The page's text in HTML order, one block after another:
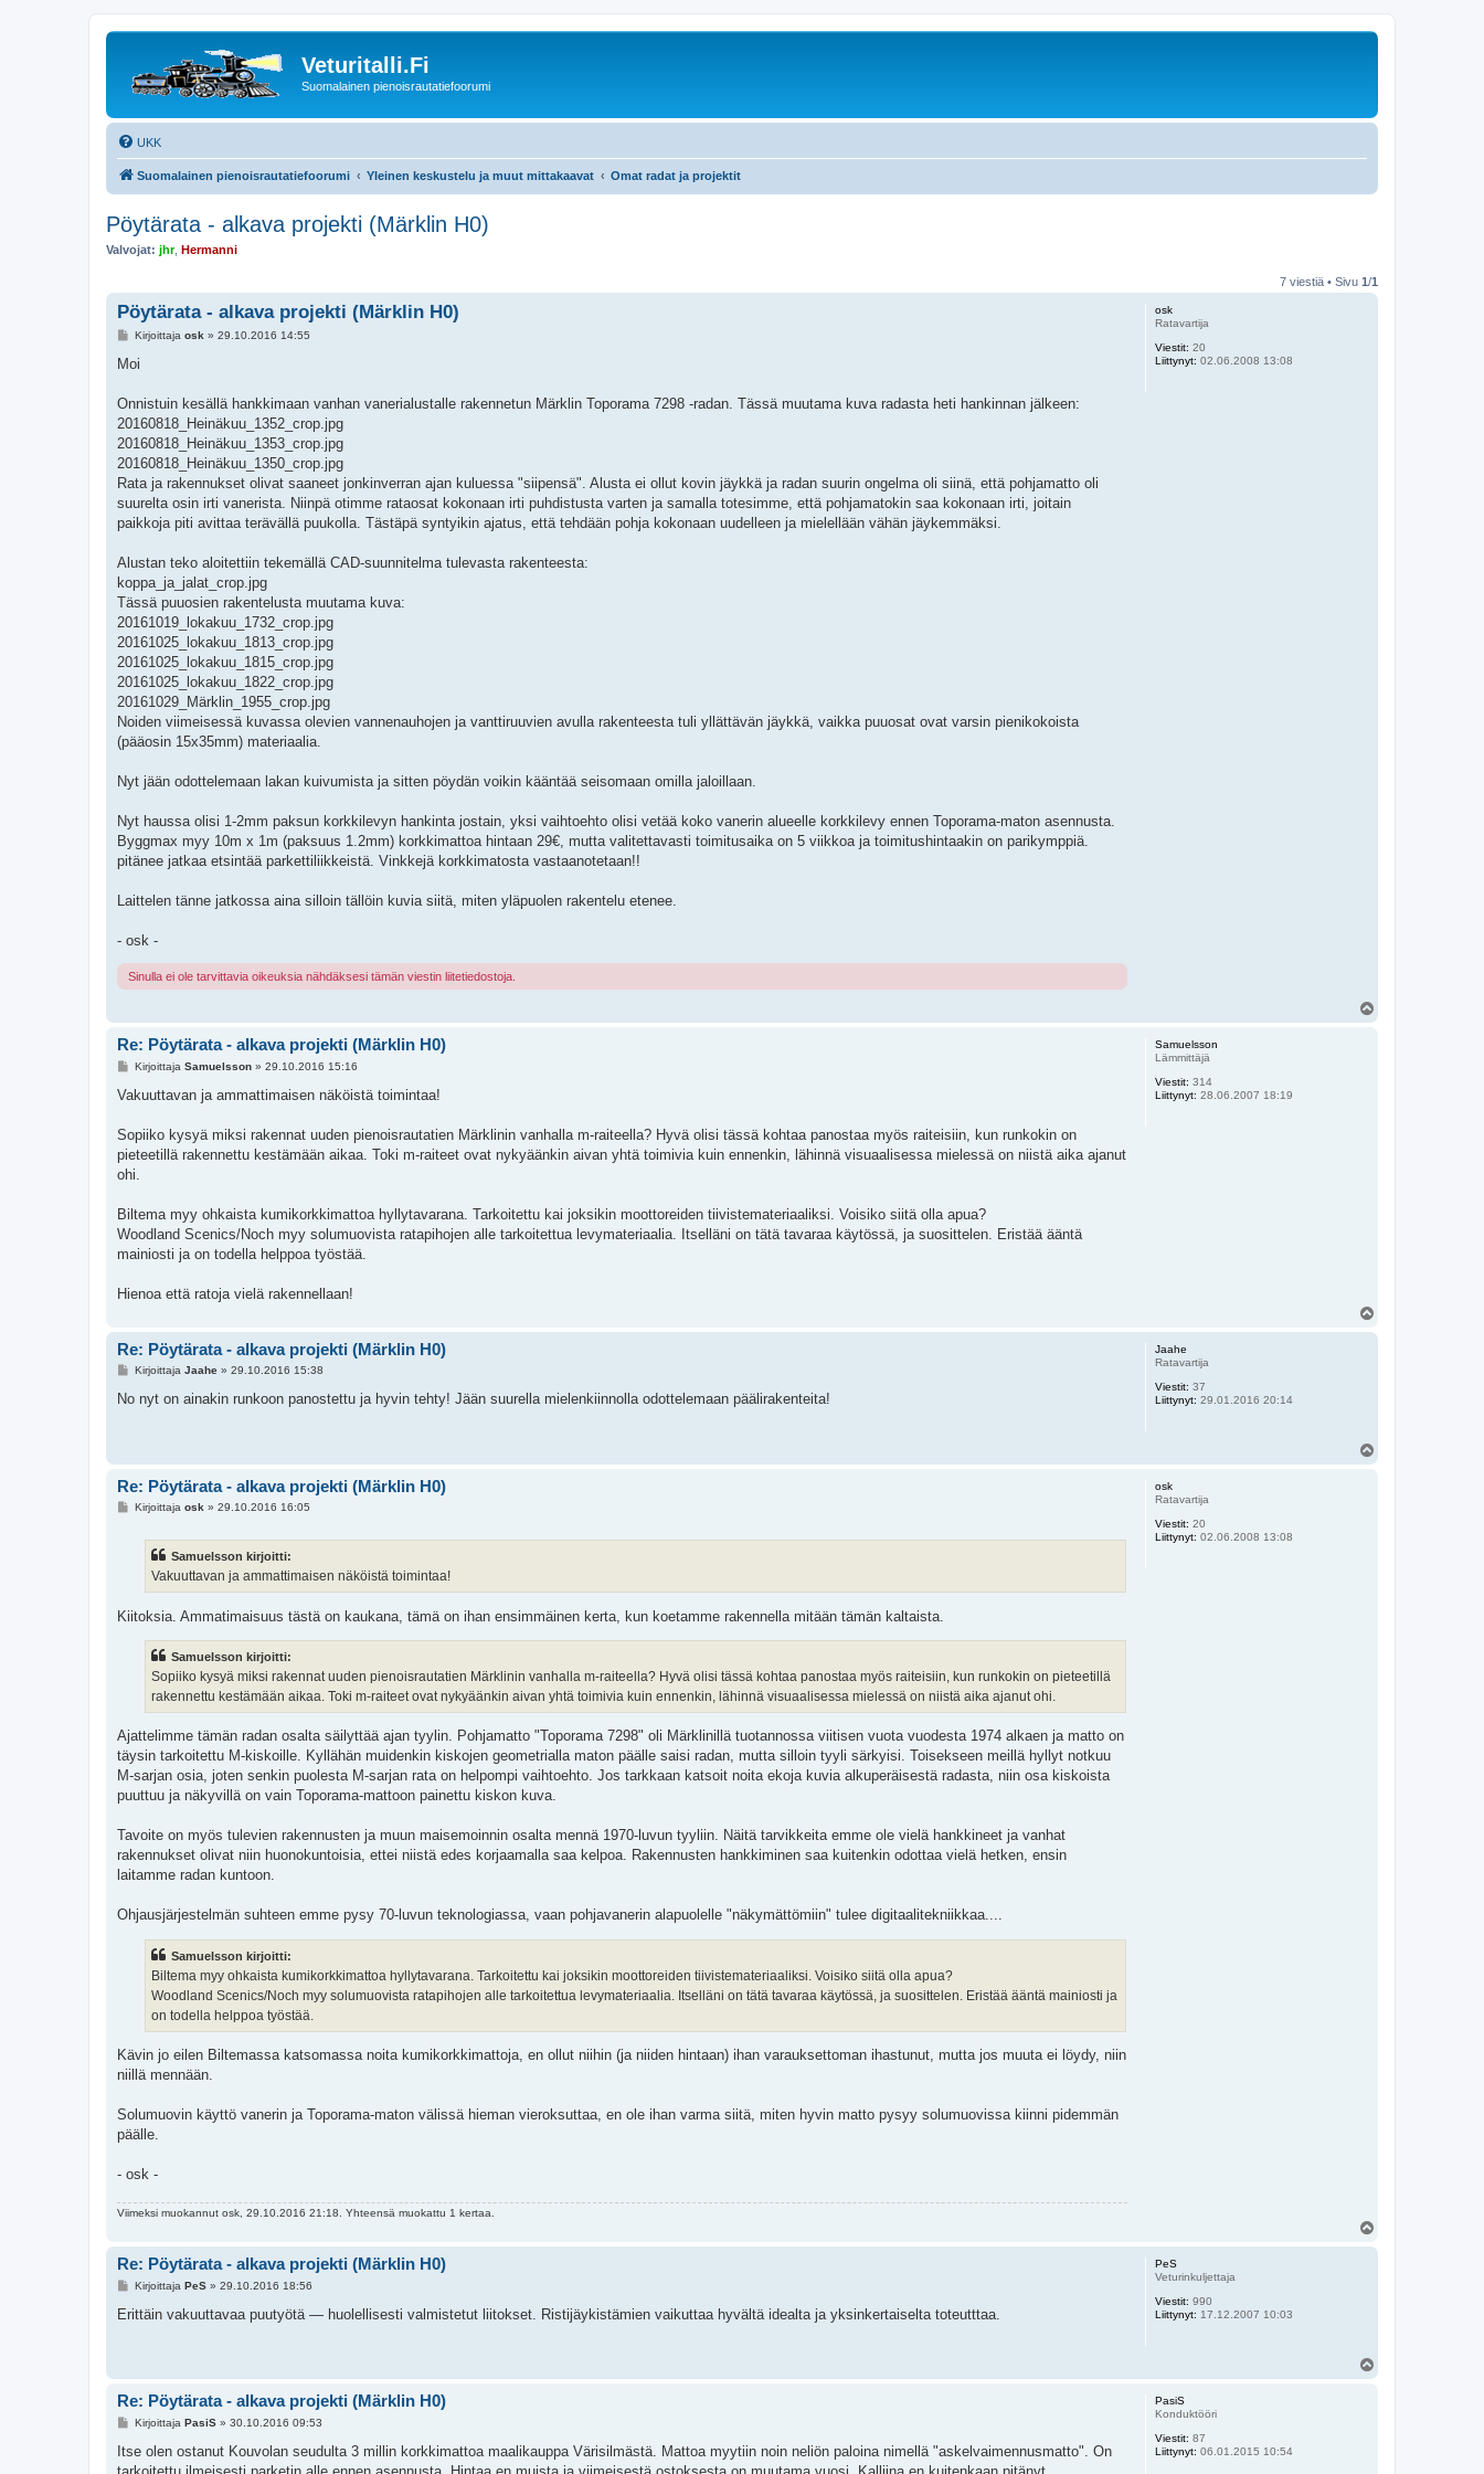
Veturitalli.Fi
Suomalainen pienoisrautatiefoorumi
UKK
Suomalainen pienoisrautatiefoorumi Yleinen keskustelu ja muut mittakaavat Omat radat ja projektit
Pöytärata - alkava projekti (Märklin H0)
Valvojat: jhr, Hermanni
7 viestiä • Sivu 1/1
osk
Ratavartija
Viestit: 20
Liittynyt: 02.06.2008 13:08
Pöytärata - alkava projekti (Märklin H0)
V
e
i
Kirjoittaja osk » 29.10.2016 14:55
Moi
Onnistuin kesällä hankkimaan vanhan vanerialustalle rakennetun Märklin Toporama 7298 -radan. Tässä muutama kuva radasta heti hankinnan jälkeen:
20160818_Heinäkuu_1352_crop.jpg
20160818_Heinäkuu_1353_crop.jpg
20160818_Heinäkuu_1350_crop.jpg
Rata ja rakennukset olivat saaneet jonkinverran ajan kuluessa "siipensä". Alusta ei ollut kovin jäykkä ja radan suurin ongelma oli siinä, että pohjamatto oli
suurelta osin irti vanerista. Niinpä otimme rataosat kokonaan irti puhdistusta varten ja samalla totesimme, että pohjamatokin saa kokonaan irti, joitain
paikkoja piti avittaa terävällä puukolla. Tästäpä syntyikin ajatus, että tehdään pohja kokonaan uudelleen ja mielellään vähän jäykemmäksi.
Alustan teko aloitettiin tekemällä CAD-suunnitelma tulevasta rakenteesta:
koppa_ja_jalat_crop.jpg
Tässä puuosien rakentelusta muutama kuva:
20161019_lokakuu_1732_crop.jpg
20161025_lokakuu_1813_crop.jpg
20161025_lokakuu_1815_crop.jpg
20161025_lokakuu_1822_crop.jpg
20161029_Märklin_1955_crop.jpg
Noiden viimeisessä kuvassa olevien vannenauhojen ja vanttiruuvien avulla rakenteesta tuli yllättävän jäykkä, vaikka puuosat ovat varsin pienikokoista
(pääosin 15x35mm) materiaalia.
Nyt jään odottelemaan lakan kuivumista ja sitten pöydän voikin kääntää seisomaan omilla jaloillaan.
Nyt haussa olisi 1-2mm paksun korkkilevyn hankinta jostain, yksi vaihtoehto olisi vetää koko vanerin alueelle korkkilevy ennen Toporama-maton asennusta.
Byggmax myy 10m x 1m (paksuus 1.2mm) korkkimattoa hintaan 29€, mutta valitettavasti toimitusaika on 5 viikkoa ja toimitushintaakin on parikymppiä.
pitänee jatkaa etsintää parkettiliikkeistä. Vinkkejä korkkimatosta vastaanotetaan!!
Laittelen tänne jatkossa aina silloin tällöin kuvia siitä, miten yläpuolen rakentelu etenee.
- osk -
Sinulla ei ole tarvittavia oikeuksia nähdäksesi tämän viestin liitetiedostoja.
Samuelsson
Lämmittäjä
Viestit: 314
Liittynyt: 28.06.2007 18:19
Re: Pöytärata - alkava projekti (Märklin H0)
V
e
i
Kirjoittaja Samuelsson» 29.10.2016 15:16
Vakuuttavan ja ammattimaisen näköistä toimintaa!
Sopiiko kysyä miksi rakennat uuden pienoisrautatien Märklinin vanhalla m-raiteella? Hyvä olisi tässä kohtaa panostaa myös raiteisiin, kun runkokin on
pieteetillä rakennettu kestämään aikaa. Toki m-raiteet ovat nykyäänkin aivan yhtä toimivia kuin ennenkin, lähinnä visuaalisessa mielessä on niistä aika ajanut
ohi.
Biltema myy ohkaista kumikorkkimattoa hyllytavarana. Tarkoitettu kai joksikin moottoreiden tiivistemateriaaliksi. Voisiko siitä olla apua?
Woodland Scenics/Noch myy solumuovista ratapihojen alle tarkoitettua levymateriaalia. Itselläni on tätä tavaraa käytössä, ja suosittelen. Eristää ääntä
mainiosti ja on todella helppoa työstää.
Hienoa että ratoja vielä rakennellaan!
Jaahe
Ratavartija
Viestit: 37
Liittynyt: 29.01.2016 20:14
Re: Pöytärata - alkava projekti (Märklin H0)
V
e
Kirjoittaja Jaahe» 29.10.2016 15:38
No nyt on ainakin runkoon panostettu ja hyvin tehty! Jään suurella mielenkiinnolla odottelemaan päälirakenteita!
osk
Ratavartija
Viestit: 20
Liittynyt: 02.06.2008 13:08
Re: Pöytärata - alkava projekti (Märklin H0)
VKirjoittaja osk » 29.10.2016 16:05
Samuelsson kirjoitti:
Vakuuttavan ja ammattimaisen näköistä toimintaa!
Kiitoksia. Ammatimaisuus tästä on kaukana, tämä on ihan ensimmäinen kerta, kun koetamme rakennella mitään tämän kaltaista.
Samuelsson kirjoitti:
Sopiiko kysyä miksi rakennat uuden pienoisrautatien Märklinin vanhalla m-raiteella? Hyvä olisi tässä kohtaa panostaa myös raiteisiin, kun runkokin on pieteetillä
rakennettu kestämään aikaa. Toki m-raiteet ovat nykyäänkin aivan yhtä toimivia kuin ennenkin, lähinnä visuaalisessa mielessä on niistä aika ajanut ohi.
Ajattelimme tämän radan osalta säilyttää ajan tyylin. Pohjamatto "Toporama 7298" oli Märklinillä tuotannossa viitisen vuota vuodesta 1974 alkaen ja matto on
täysin tarkoitettu M-kiskoille. Kyllähän muidenkin kiskojen geometrialla maton päälle saisi radan, mutta silloin tyyli särkyisi. Toisekseen meillä hyllyt notkuu
M-sarjan osia, joten senkin puolesta M-sarjan rata on helpompi vaihtoehto. Jos tarkkaan katsoit noita ekoja kuvia alkuperäisestä radasta, niin osa kiskoista
puuttuu ja näkyvillä on vain Toporama-mattoon painettu kiskon kuva.
Tavoite on myös tulevien rakennusten ja muun maisemoinnin osalta mennä 1970-luvun tyyliin. Näitä tarvikkeita emme ole vielä hankkineet ja vanhat
rakennukset olivat niin huonokuntoisia, ettei niistä edes korjaamalla saa kelpoa. Rakennusten hankkiminen saa kuitenkin odottaa vielä hetken, ensin
laitamme radan kuntoon.
Ohjausjärjestelmän suhteen emme pysy 70-luvun teknologiassa, vaan pohjavanerin alapuolelle "näkymättömiin" tulee digitaalitekniikkaa....
Samuelsson kirjoitti:
Biltema myy ohkaista kumikorkkimattoa hyllytavarana. Tarkoitettu kai joksikin moottoreiden tiivistemateriaaliksi. Voisiko siitä olla apua?
Woodland Scenics/Noch myy solumuovista ratapihojen alle tarkoitettua levymateriaalia. Itselläni on tätä tavaraa käytössä, ja suosittelen. Eristää ääntä mainiosti ja
on todella helppoa työstää.
Kävin jo eilen Biltemassa katsomassa noita kumikorkkimattoja, en ollut niihin (ja niiden hintaan) ihan varauksettoman ihastunut, mutta jos muuta ei löydy, niin
niillä mennään.
Solumuovin käyttö vanerin ja Toporama-maton välissä hieman vieroksuttaa, en ole ihan varma siitä, miten hyvin matto pysyy solumuovissa kiinni pidemmän
päälle.
- osk -
Viimeksi muokannut osk , 29.10.2016 21:18. Yhteensä muokattu 1 kertaa.
PeS
Veturinkuljettaja
Viestit: 990
Liittynyt: 17.12.2007 10:03
Re: Pöytärata - alkava projekti (Märklin H0)
V
e
Kirjoittaja PeS» 29.10.2016 18:56
Erittäin vakuuttavaa puutyötä — huolellisesti valmistetut liitokset. Ristijäykistämien vaikuttaa hyvältä idealta ja yksinkertaiselta toteutttaa.
PasiS
Konduktööri
Viestit: 87
Liittynyt: 06.01.2015 10:54
Re: Pöytärata - alkava projekti (Märklin H0)
V
e
Kirjoittaja PasiS» 30.10.2016 09:53
Itse olen ostanut Kouvolan seudulta 3 millin korkkimattoa maalikauppa Värisilmästä. Mattoa myytiin noin neliön paloina nimellä "askelvaimennusmatto". On